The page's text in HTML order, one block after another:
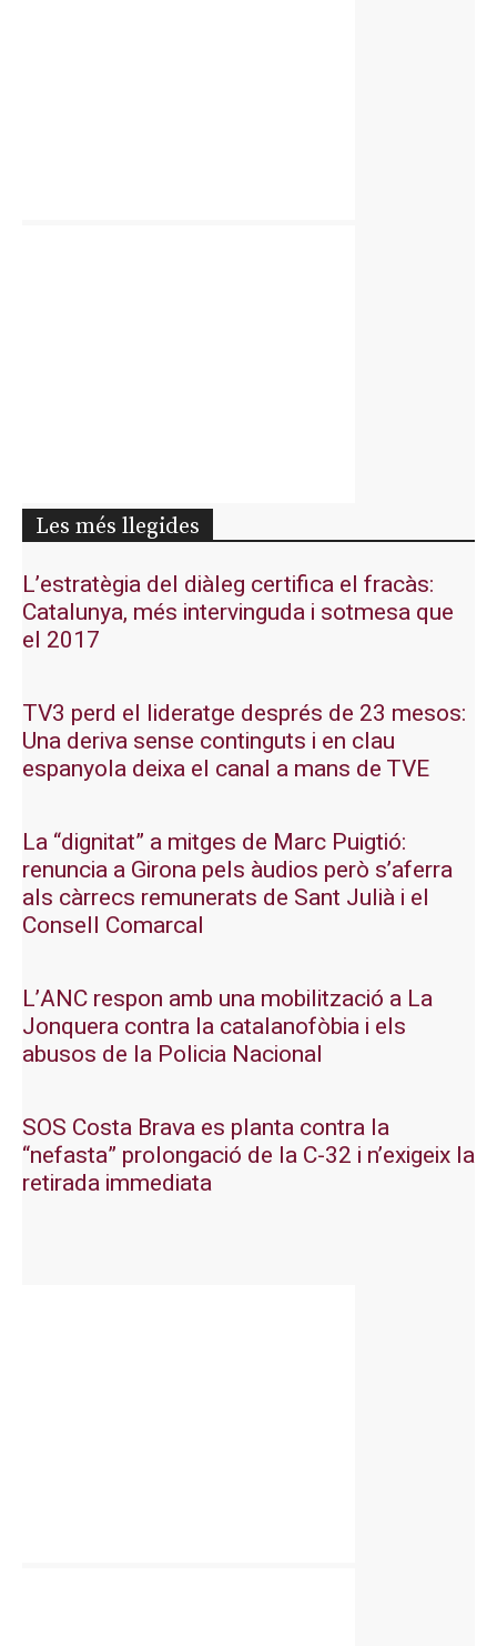
Les més llegides
L’estratègia del diàleg certifica el fracàs:
Catalunya, més intervinguda i sotmesa que
el 2017
TV3 perd el lideratge després de 23 mesos:
Una deriva sense continguts i en clau
espanyola deixa el canal a mans de TVE
La “dignitat” a mitges de Marc Puigtió:
renuncia a Girona pels àudios però s’aferra
als càrrecs remunerats de Sant Julià i el
Consell Comarcal
L’ANC respon amb una mobilització a La
Jonquera contra la catalanofòbia i els
abusos de la Policia Nacional
SOS Costa Brava es planta contra la
“nefasta” prolongació de la C-32 i n’exigeix la
retirada immediata